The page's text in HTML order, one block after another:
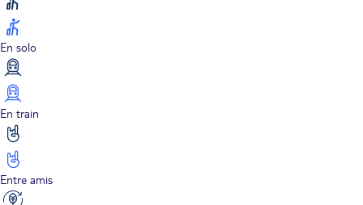
En solo
En train
Entre amis